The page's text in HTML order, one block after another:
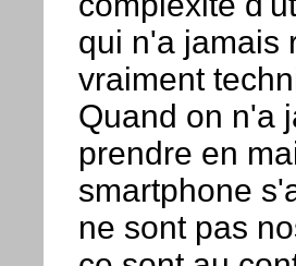
qui n'a jamais
vraiment
Quand on n'a
prendre en
smartphone
ne sont pas